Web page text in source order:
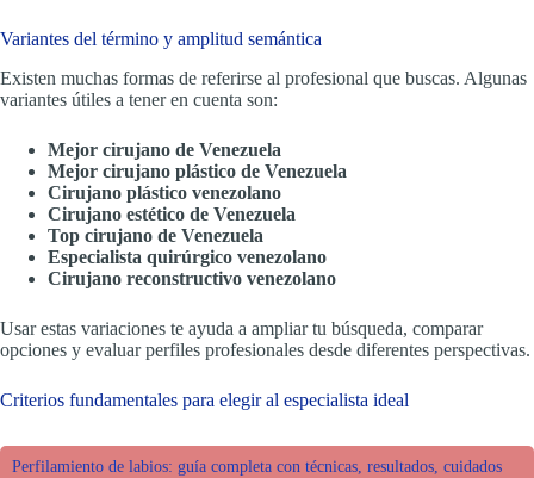
Variantes del término y amplitud semántica
Existen muchas formas de referirse al profesional que buscas. Algunas
variantes útiles a tener en cuenta son:
Mejor cirujano de Venezuela
Mejor cirujano plástico de Venezuela
Cirujano plástico venezolano
Cirujano estético de Venezuela
Top cirujano de Venezuela
Especialista quirúrgico venezolano
Cirujano reconstructivo venezolano
Usar estas variaciones te ayuda a ampliar tu búsqueda, comparar
opciones y evaluar perfiles profesionales desde diferentes perspectivas.
Criterios fundamentales para elegir al especialista ideal
Perfilamiento de labios: guía completa con técnicas, resultados, cuidados